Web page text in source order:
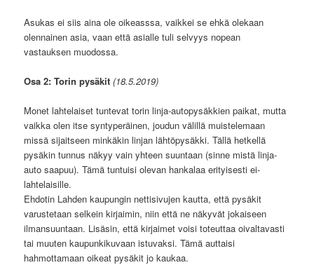
Asukas ei siis aina ole oikeasssa, vaikkei se ehkä olekaan
olennainen asia, vaan että asialle tuli selvyys nopean
vastauksen muodossa.
Osa 2: Torin pysäkit (18.5.2019)
Monet lahtelaiset tuntevat torin linja-autopysäkkien paikat, mutta
vaikka olen itse syntyperäinen, joudun välillä muistelemaan
missä sijaitseen minkäkin linjan lähtöpysäkki. Tällä hetkellä
pysäkin tunnus näkyy vain yhteen suuntaan (sinne mistä linja-
auto saapuu). Tämä tuntuisi olevan hankalaa erityisesti ei-
lahtelaisille.
Ehdotin Lahden kaupungin nettisivujen kautta, että pysäkit
varustetaan selkein kirjaimin, niin että ne näkyvät jokaiseen
ilmansuuntaan. Lisäsin, että kirjaimet voisi toteuttaa oivaltavasti
tai muuten kaupunkikuvaan istuvaksi. Tämä auttaisi
hahmottamaan oikeat pysäkit jo kaukaa.